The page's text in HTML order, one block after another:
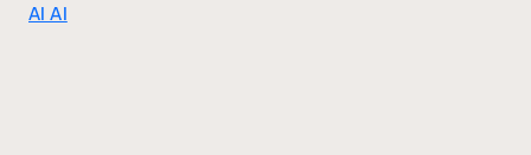
AI AI